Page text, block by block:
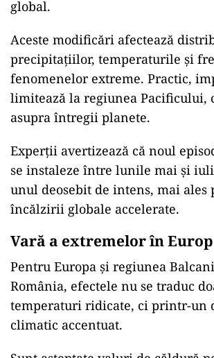
global.
Aceste modificări afectează
precipitațiilor, temperaturile și
fenomenelor extreme. Practic,
limitează la regiunea Pacificului,
asupra întregii planete.
Experții avertizează că noul
se instaleze între lunile mai și
unul deosebit de intens, mai ales
încălzirii globale accelerate.
Vară a extremelor în
Pentru Europa și regiunea
România, efectele nu se traduc
temperaturi ridicate, ci printr-un
climatic accentuat.